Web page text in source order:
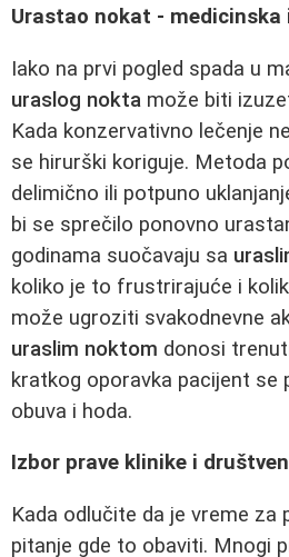
Urastao nokat -
Iako na prvi pogled spada u
uraslog nokta može biti
Kada konzervativno lečenje
se hirurški koriguje. Metoda
delimično ili potpuno
bi se sprečilo ponovno
godinama suočavaju sa
koliko je to frustrirajuće i
može ugroziti svakodnevne
uraslim noktom donosi
kratkog oporavka pacijent se
obuva i hoda.
Izbor prave klinike i
Kada odlučite da je vreme za
pitanje gde to obaviti. Mnogi